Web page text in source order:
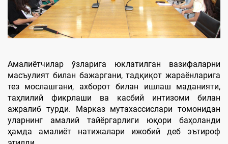
Амалиётчилар ўзларига юклатилган вазифаларни
масъулият билан бажаргани, тадқиқот жараёнларига
тез мослашгани, ахборот билан ишлаш маданияти,
таҳлилий фикрлаши ва касбий интизоми билан
ажралиб турди. Марказ мутахассислари томонидан
уларнинг амалий тайёргарлиги юқори баҳоланди
ҳамда амалиёт натижалари ижобий деб эътироф